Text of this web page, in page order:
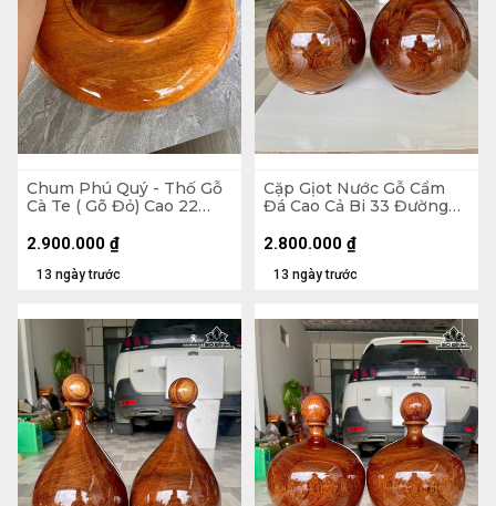
Chum Phú Quý - Thố Gỗ
Cà Te ( Gõ Đỏ) Cao 22
13 ngày trước
2.900.000 ₫
Cặp Gịot Nước Gỗ Cẩm
Đá Cao Cả Bi 33 Đường
13 ngày trước
2.800.000 ₫